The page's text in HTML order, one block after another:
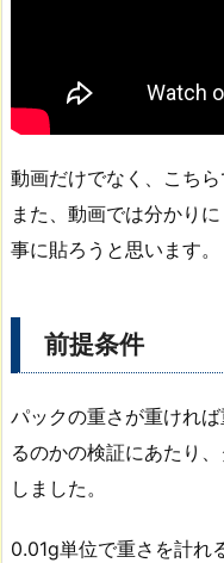
動画だけでなく、こちら
また、動画では分かり
事に貼ろうと思います。
前提条件
パックの重さが重けれ
るのかの検証にあたり
しました。
0.01g単位で重さを計れ